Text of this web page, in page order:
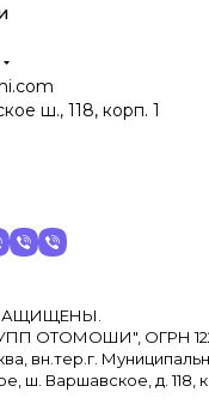
ш., 118, корп. 1
ОТОМОШИ", ОГРН
вн.тер.г.
ш. Варшавское, д. 118, к.